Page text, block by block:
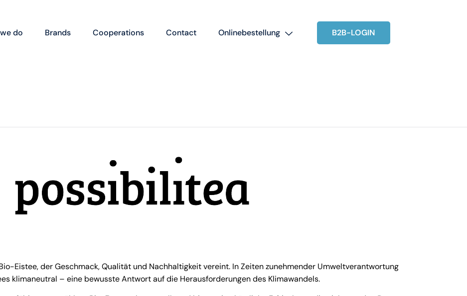
do Brands Cooperations Contact Onlinebestellung B2B-LOGIN
Eistee, der Geschmack, Qualität und Nachhaltigkeit vereint. In Zeiten zunehmender Umweltverantwortung
klimaneutral – eine bewusste Antwort auf die Herausforderungen des Klimawandels.